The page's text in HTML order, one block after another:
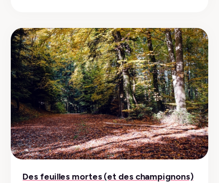
Des feuilles mortes (et des champignons)